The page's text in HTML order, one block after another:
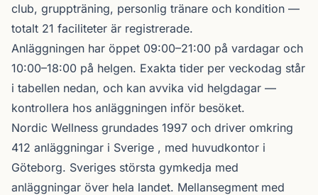
club, gruppträning, personlig tränare och kondition —
totalt 21 faciliteter är registrerade.
Anläggningen har öppet 09:00–21:00 på vardagar och
10:00–18:00 på helgen. Exakta tider per veckodag står
i tabellen nedan, och kan avvika vid helgdagar —
kontrollera hos anläggningen inför besöket.
Nordic Wellness grundades 1997 och driver omkring
412 anläggningar i Sverige , med huvudkontor i
Göteborg. Sveriges största gymkedja med
anläggningar över hela landet. Mellansegment med